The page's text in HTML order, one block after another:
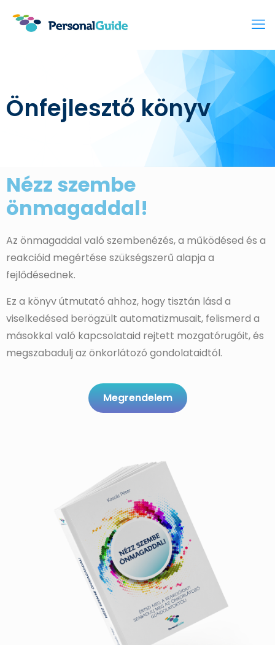
Önfejlesztő könyv
Nézz szembe
önmagaddal!
Az önmagaddal való szembenézés, a működésed és a
reakcióid megértése szükségszerű alapja a
fejlődésednek.
Ez a könyv útmutató ahhoz, hogy tisztán lásd a
viselkedésed berögzült automatizmusait, felismerd a
másokkal való kapcsolataid rejtett mozgatórugóit, és
megszabadulj az önkorlátozó gondolataidtól.
Megrendelem